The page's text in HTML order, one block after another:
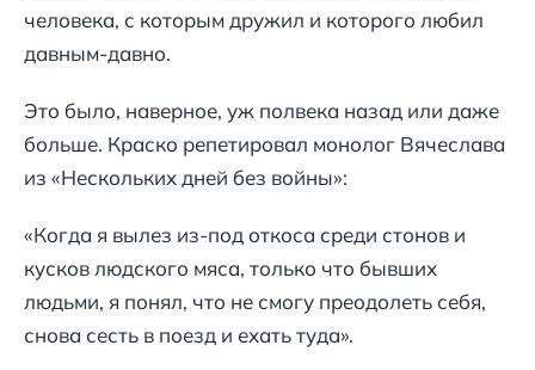
человека, с которым дружил и которого любил
давным-давно.
Это было, наверное, уж полвека назад или даже
больше. Краско репетировал монолог Вячеслава
из «Нескольких дней без войны»:
«Когда я вылез из-под откоса среди стонов и
кусков людского мяса, только что бывших
людьми, я понял, что не смогу преодолеть себя,
снова сесть в поезд и ехать туда».